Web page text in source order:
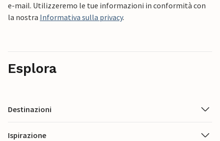
e-mail. Utilizzeremo le tue informazioni in conformità con
la nostra Informativa sulla privacy.
Esplora
Destinazioni
Ispirazione